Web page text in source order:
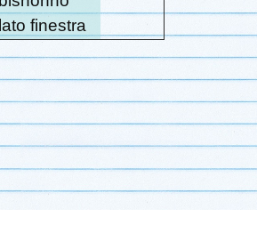
lato finestra